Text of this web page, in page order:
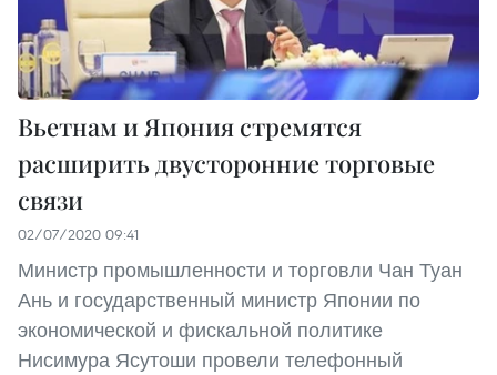
Вьетнам и Япония стремятся
расширить двусторонние торговые
связи
02/07/2020 09:41
Министр промышленности и торговли Чан Туан
Ань и государственный министр Японии по
экономической и фискальной политике
Нисимура Ясутоши провели телефонный